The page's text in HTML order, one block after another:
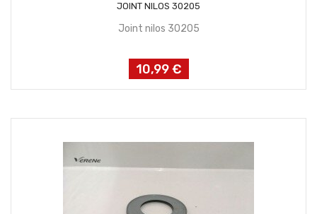
JOINT NILOS 30205
Joint nilos 30205
Prix
10,99 €